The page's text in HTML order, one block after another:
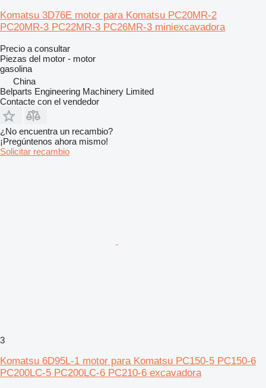
Komatsu 3D76E motor para Komatsu PC20MR‑2
PC20MR‑3 PC22MR‑3 PC26MR‑3 miniexcavadora
Precio a consultar
Piezas del motor - motor
gasolina
China
Belparts Engineering Machinery Limited
Contacte con el vendedor
¿No encuentra un recambio?
¡Pregúntenos ahora mismo!
Solicitar recambio
3
Komatsu 6D95L‑1 motor para Komatsu PC150‑5 PC150‑6
PC200LC‑5 PC200LC‑6 PC210‑6 excavadora